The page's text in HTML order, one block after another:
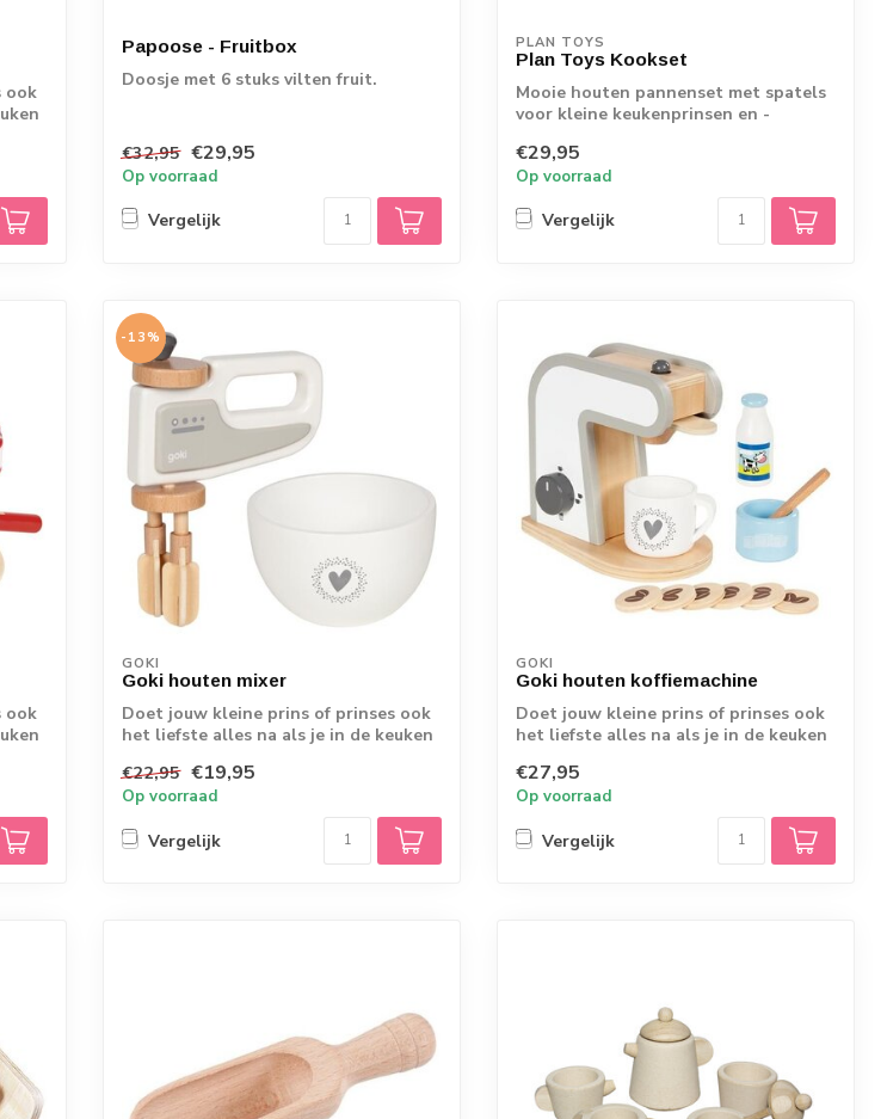
ook
Papoose - Fruitbox
Doosje met 6 stuks vilten fruit.
€32,95 €29,95
Op voorraad
Vergelijk
PLAN TOYS
Plan Toys Kookset
Mooie houten pannenset met spatels
voor kleine keukenprinsen en -
€29,95
Op voorraad
Vergelijk
ook
-13%
GOKI
Goki houten mixer
Doet jouw kleine prins of prinses ook
het liefste alles na als je in de keuken
€22,95 €19,95
Op voorraad
Vergelijk
GOKI
Goki houten koffiemachine
Doet jouw kleine prins of prinses ook
het liefste alles na als je in de keuken
€27,95
Op voorraad
Vergelijk